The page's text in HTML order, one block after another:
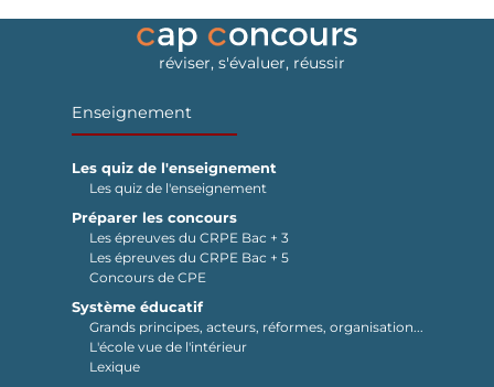
réviser, s'évaluer, réussir
Enseignement
Les quiz de l'enseignement
Les quiz de l'enseignement
Préparer les concours
Les épreuves du CRPE Bac + 3
Les épreuves du CRPE Bac + 5
Concours de CPE
Système éducatif
Grands principes, acteurs, réformes, organisation...
L'école vue de l'intérieur
Lexique